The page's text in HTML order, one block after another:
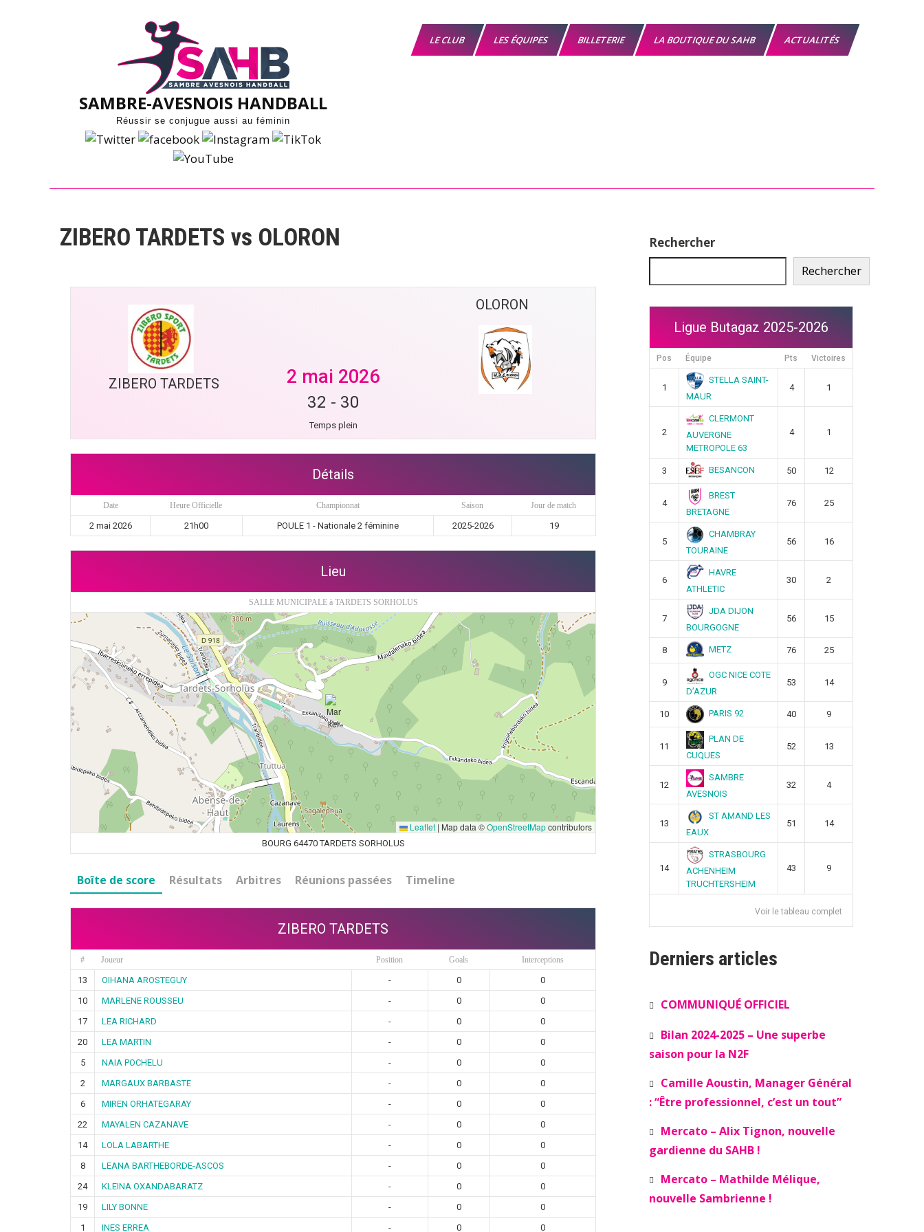
SAMBRE-AVESNOIS HANDBALL
Réussir se conjugue aussi au féminin
LE CLUB LES ÉQUIPES BILLETERIE LA BOUTIQUE DU SAHB ACTUALITÉS
ZIBERO TARDETS vs OLORON
ZIBERO TARDETS
OLORON
2 mai 2026
32 - 30
Temps plein
Détails
Date Heure Officielle Championnat Saison Jour de match
2 mai 2026 21h00 POULE 1 - Nationale 2 féminine 2025-2026 19
Lieu
SALLE MUNICIPALE à TARDETS SORHOLUS
Leaflet | Map data ©OpenStreetMapcontributors
BOURG 64470 TARDETS SORHOLUS
Boîte de score Résultats Arbitres Réunions passées Timeline
ZIBERO TARDETS
# Joueur Position Goals Interceptions
13 OIHANA AROSTEGUY - 0
0
10
MARLENE ROUSSEU - 0
0
17
LEA RICHARD - 0
0
20
LEA MARTIN - 0
0
5
NAIA POCHELU - 0
0
2
MARGAUX BARBASTE - 0
0
6
MIREN ORHATEGARAY - 0
0
22
MAYALEN CAZANAVE - 0
0
14
LOLA LABARTHE - 0
0
8
LEANA BARTHEBORDE-ASCOS - 0
0
24
KLEINA OXANDABARATZ - 0
0
19
LILY BONNE - 0
0
1
INES ERREA - 0
0
Rechercher
Rechercher
Ligue Butagaz 2025-2026
Pos Équipe Pts Victoires
1
STELLA SAINT-
MAUR
4 1
2
CLERMONT
AUVERGNE
METROPOLE 63
4 1
3 BESANCON 50 12
4
BREST
BRETAGNE
76 25
5
CHAMBRAY
TOURAINE
56 16
6
HAVRE
ATHLETIC
30 2
7
JDA DIJON
BOURGOGNE
56 15
8 METZ 76 25
9
OGC NICE COTE
D’AZUR
53 14
10 PARIS 92 40 9
11
PLAN DE
CUQUES
52 13
12
SAMBRE
AVESNOIS
32 4
13
ST AMAND LES
EAUX
51 14
14
STRASBOURG
ACHENHEIM
TRUCHTERSHEIM
43 9
Voir le tableau complet
Derniers articles
COMMUNIQUÉ OFFICIEL
Bilan 2024-2025 – Une superbe
saison pour la N2F
Camille Aoustin, Manager Général
: “Être professionnel, c’est un tout”
Mercato – Alix Tignon, nouvelle
gardienne du SAHB !
Mercato – Mathilde Mélique,
nouvelle Sambrienne !